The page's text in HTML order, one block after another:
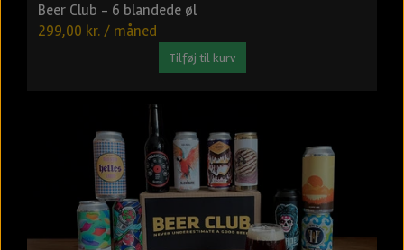
Beer Club - 6 blandede øl
299,00 kr. / måned
Tilføj til kurv